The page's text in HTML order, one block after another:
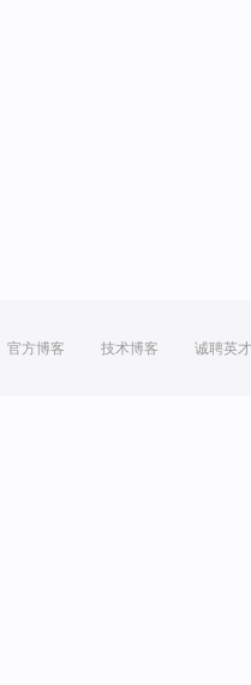
官方博客 技术博客 诚聘英才